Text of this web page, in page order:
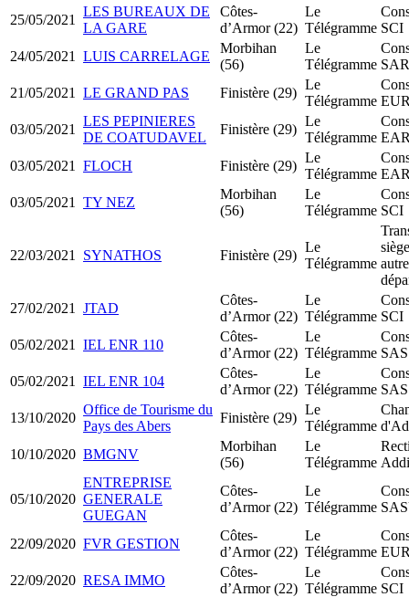
25/05/2021
LES BUREAUX DE
LA GARE
Côtes-
d’Armor (22)
Le
Télégramme SCI
24/05/2021
LUIS CARRELAGE
Morbihan
(56)
Le
Télégramme
21/05/2021
LE GRAND PAS Finistère (29)
Le
Télégramme
03/05/2021
LES PEPINIERES
DE COATUDAVEL
Finistère (29)
Le
Télégramme
03/05/2021
FLOCH Finistère (29)
Le
Télégramme
03/05/2021
TY NEZ
Morbihan
(56)
Le
Télégramme SCI
22/03/2021 SYNATHOS Finistère (29)
Le
Télégramme autre
27/02/2021
JTAD
Côtes-
d’Armor (22)
Le
Télégramme SCI
05/02/2021
IEL ENR 110
Côtes-
d’Armor (22)
Le
Télégramme SAS
05/02/2021
IEL ENR 104
Côtes-
d’Armor (22)
Le
Télégramme SAS
13/10/2020
Office de Tourisme du
Pays des Abers
Finistère (29)
Le
Télégramme
10/10/2020 BMGNV
Morbihan
(56)
Le
Télégramme
05/10/2020
ENTREPRISE
GENERALE
GUEGAN
Côtes-
d’Armor (22)
Le
Télégramme
22/09/2020 FVR GESTION
Côtes-
d’Armor (22)
Le
Télégramme
22/09/2020 RESA IMMO
Côtes-
d’Armor (22)
Le
Télégramme SCI